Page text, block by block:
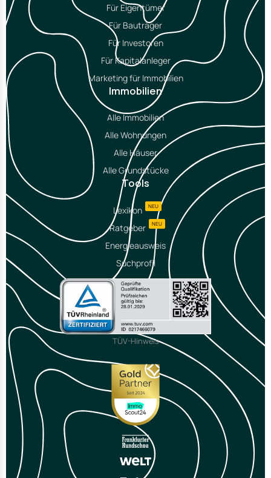
Für Eigentümer
Für Bauträger
Für Investoren
Für Kapitalanleger
Marketing für Immobilien
Immobilien
Alle Immobilien
Alle Wohnungen
Alle Häuser
Alle Grundstücke
Tools
Lexikon NEU
Ratgeber NEU
Energieausweis
Suchprofil
TÜV-Hinweis